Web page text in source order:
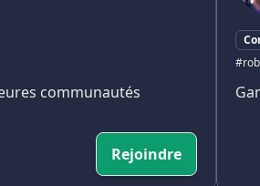
communautés
Rejoindre